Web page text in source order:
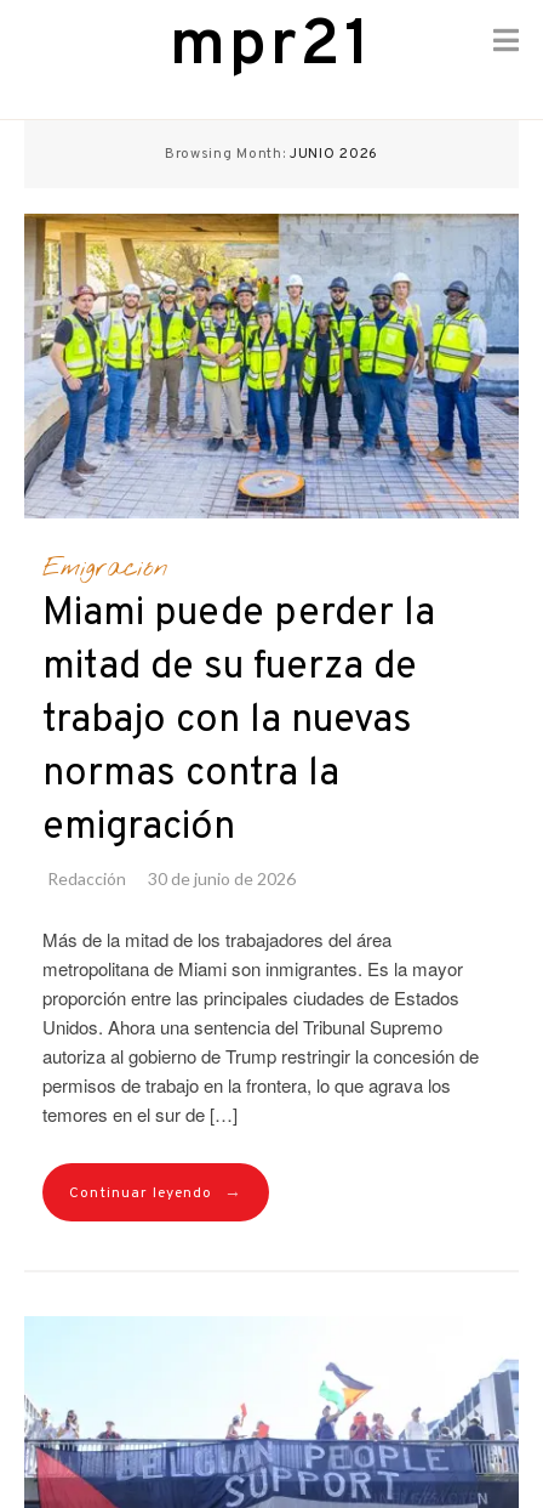
mpr21
Browsing Month:JUNIO 2026
Emigración
Miami puede perder la
mitad de su fuerza de
trabajo con la nuevas
normas contra la
emigración
Redacción 30 de junio de 2026
Más de la mitad de los trabajadores del área
metropolitana de Miami son inmigrantes. Es la mayor
proporción entre las principales ciudades de Estados
Unidos. Ahora una sentencia del Tribunal Supremo
autoriza al gobierno de Trump restringir la concesión de
permisos de trabajo en la frontera, lo que agrava los
temores en el sur de […]
Continuar leyendo →